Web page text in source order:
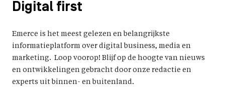
Digital first
Emerce is het meest gelezen en belangrijkste
informatieplatform over digital business, media en
marketing. Loop voorop! Blijf op de hoogte van nieuws
en ontwikkelingen gebracht door onze redactie en
experts uit binnen- en buitenland.